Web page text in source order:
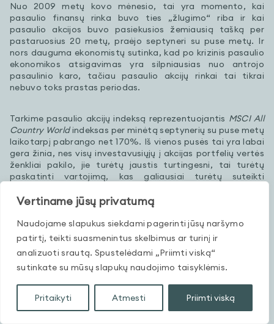
Vertiname jūsų privatumą
Naudojame slapukus siekdami pagerinti jūsų naršymo
patirtį, teikti suasmenintus skelbimus ar turinį ir
analizuoti srautą. Spustelėdami „Priimti viską“
sutinkate su mūsų slapukų naudojimo taisyklėmis.
Pritaikyti Atmesti Priimti viską
Nuo 2009 metų kovo mėnesio, tai yra momento, kai
pasaulio finansų rinka buvo ties „žlugimo“ riba ir kai
pasaulio akcijos buvo pasiekusios žemiausią tašką per
pastaruosius 20 metų, praėjo septyneri su puse metų. Ir
nors dauguma ekonomistų sutinka, kad po krizinis pasaulio
ekonomikos atsigavimas yra silpniausias nuo antrojo
pasaulinio karo, tačiau pasaulio akcijų rinkai tai tikrai
nebuvo toks prastas periodas.
Tarkime pasaulio akcijų indeksą reprezentuojantis MSCI All
Country Worldindeksas per minėtą septynerių su puse metų
laikotarpį pabrango net 170%. Iš vienos pusės tai yra labai
gera žinia, nes visų investavusiųjų į akcijas portfelių vertės
ženkliai pakilo, jie turėtų jaustis turtingesni, tai turėtų
paskatinti vartojimą, kas galiausiai turėtų suteikti
Tačiau iš kitos pusės esamą situaciją galima būtų vertinti ir
neigiamai. Kaip žinia, dabartinė akcijų „bulių“ rinka tęsiasi
ilgiau nei 7 metus, o tarkime per paskutinius 90 metų
vidutinė JAV akcijų „bulių“ rinka trukdavo nepilnus 9 metus.
Taigi, anksčiau ar vėliau turėtų pasirodyti „meškos“. Kuo
kainų smukimo tikimybė.